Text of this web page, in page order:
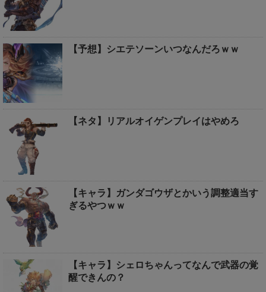
【予想】シエテソーンいつなんだろｗｗ
【ネタ】リアルオイゲンプレイはやめろ
【キャラ】ガンダゴウザとかいう調整適当す
ぎるやつｗｗ
【キャラ】シェロちゃんってなんで武器の覚
醒できんの？